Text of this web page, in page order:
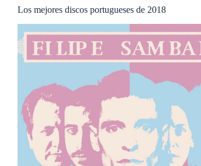
Los mejores discos portugueses de 2018